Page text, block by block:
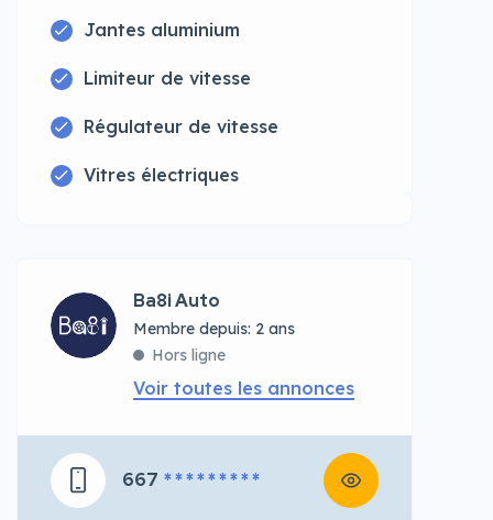
Jantes aluminium
Limiteur de vitesse
Régulateur de vitesse
Vitres électriques
Ba8i Auto
Membre depuis: 2 ans
Hors ligne
Voir toutes les annonces
667 * * * * * * * * *